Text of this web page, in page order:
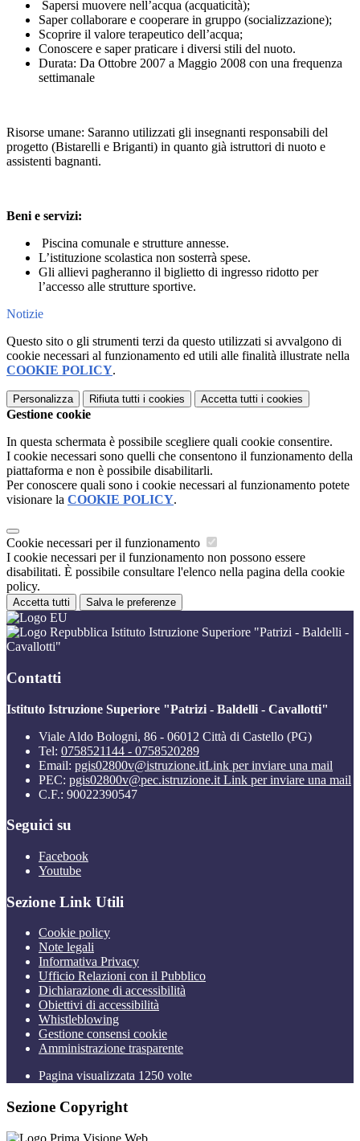
Sapersi muovere nell’acqua (acquaticità);
Saper collaborare e cooperare in gruppo (socializzazione);
Scoprire il valore terapeutico dell’acqua;
Conoscere e saper praticare i diversi stili del nuoto.
Durata: Da Ottobre 2007 a Maggio 2008 con una frequenza
settimanale
Risorse umane: Saranno utilizzati gli insegnanti responsabili del
progetto (Bistarelli e Briganti) in quanto già istruttori di nuoto e
assistenti bagnanti.
Beni e servizi:
Piscina comunale e strutture annesse.
L’istituzione scolastica non sosterrà spese.
Gli allievi pagheranno il biglietto di ingresso ridotto per
l’accesso alle strutture sportive.
Notizie
Questo sito o gli strumenti terzi da questo utilizzati si avvalgono di
cookie necessari al funzionamento ed utili alle finalità illustrate nella
COOKIE POLICY.
Personalizza Rifiuta tutti i cookies Accetta tutti i cookies
Gestione cookie
In questa schermata è possibile scegliere quali cookie consentire.
I cookie necessari sono quelli che consentono il funzionamento della
piattaforma e non è possibile disabilitarli.
Per conoscere quali sono i cookie necessari al funzionamento potete
visionare la COOKIE POLICY.
Cookie necessari per il funzionamento
I cookie necessari per il funzionamento non possono essere
disabilitati. È possibile consultare l'elenco nella pagina della cookie
policy.
Accetta tutti Salva le preferenze
Istituto Istruzione Superiore "Patrizi - Baldelli -
Cavallotti"
Contatti
Istituto Istruzione Superiore "Patrizi - Baldelli - Cavallotti"
Viale Aldo Bologni, 86 - 06012 Città di Castello (PG)
Tel: 0758521144 - 0758520289
Email: pgis02800v@istruzione.itLink per inviare una mail
PEC: pgis02800v@pec.istruzione.it Link per inviare una mail
C.F.: 90022390547
Seguici su
Facebook
Youtube
Sezione Link Utili
Cookie policy
Note legali
Informativa Privacy
Ufficio Relazioni con il Pubblico
Dichiarazione di accessibilità
Obiettivi di accessibilità
Whistleblowing
Gestione consensi cookie
Amministrazione trasparente
Pagina visualizzata 1250 volte
Sezione Copyright